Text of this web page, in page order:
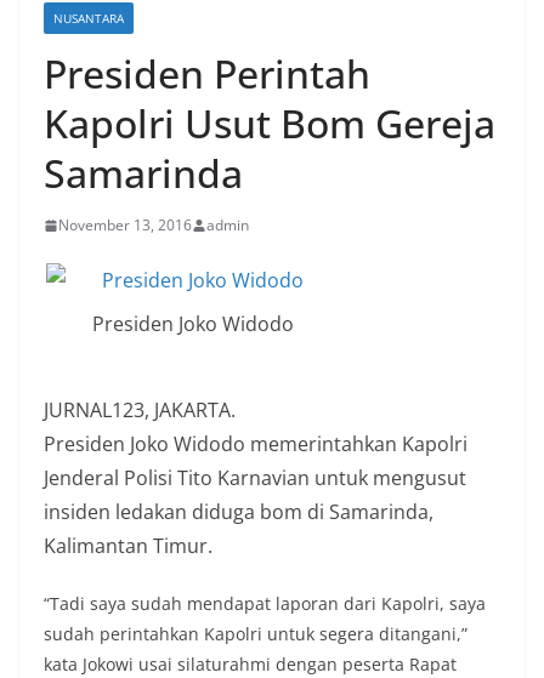
NUSANTARA
Presiden Perintah
Kapolri Usut Bom Gereja
Samarinda
November 13, 2016 admin
Presiden Joko Widodo
JURNAL123, JAKARTA.
Presiden Joko Widodo memerintahkan Kapolri
Jenderal Polisi Tito Karnavian untuk mengusut
insiden ledakan diduga bom di Samarinda,
Kalimantan Timur.
“Tadi saya sudah mendapat laporan dari Kapolri, saya
sudah perintahkan Kapolri untuk segera ditangani,”
kata Jokowi usai silaturahmi dengan peserta Rapat